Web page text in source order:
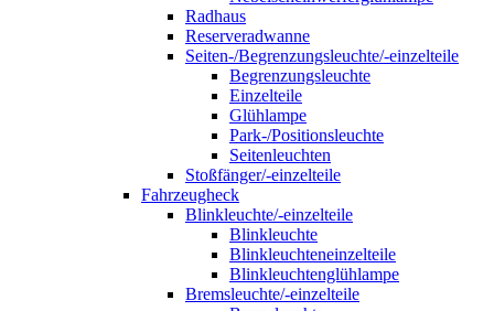
Radhaus
Reserveradwanne
Seiten-/Begrenzungsleuchte/-einzelteile
Begrenzungsleuchte
Einzelteile
Glühlampe
Park-/Positionsleuchte
Seitenleuchten
Stoßfänger/-einzelteile
Fahrzeugheck
Blinkleuchte/-einzelteile
Blinkleuchte
Blinkleuchteneinzelteile
Blinkleuchtenglühlampe
Bremsleuchte/-einzelteile